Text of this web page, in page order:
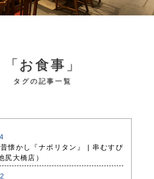
「お食事」
タグの記事一覧
懐かし『ナポリタン』 | 串むすび
尻大橋店）